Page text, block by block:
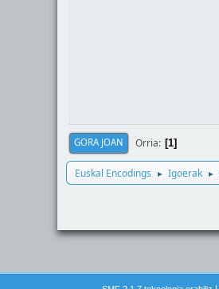
GORA JOAN Orria 1
Euskal Encodings ► Igoerak ►